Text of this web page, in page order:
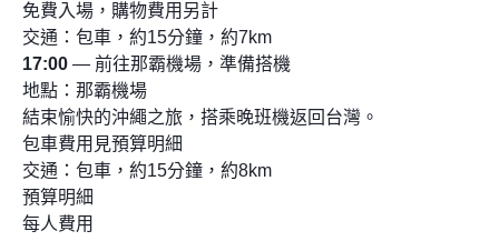
免費入場，購物費用另計
交通：包車，約15分鐘，約7km
17:00 — 前往那霸機場，準備搭機
地點：那霸機場
結束愉快的沖繩之旅，搭乘晚班機返回台灣。
包車費用見預算明細
交通：包車，約15分鐘，約8km
預算明細
每人費用